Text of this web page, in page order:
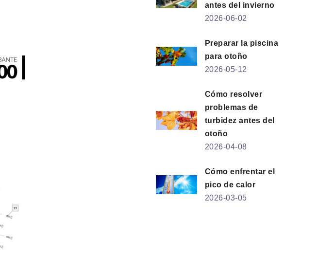
antes del invierno
2026-06-02
Preparar la piscina
para otoño
2026-05-12
Cómo resolver
problemas de
turbidez antes del
otoño
2026-04-08
Cómo enfrentar el
pico de calor
2026-03-05